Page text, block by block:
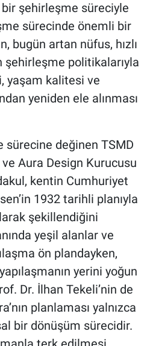
şehirleşme süreciyle
sürecinde önemli bir
bugün artan nüfus, hızlı
politikalarıyla
yaşam kalitesi ve
yeniden ele alınması
sürecine değinen TSMD
Aura Design Kurucusu
kentin Cumhuriyet
1932 tarihli planıyla
şekillendiğini
yeşil alanlar ve
ön plandayken,
yerini yoğun
Dr. İlhan Tekeli’nin de
planlaması yalnızca
bir dönüşüm sürecidir.